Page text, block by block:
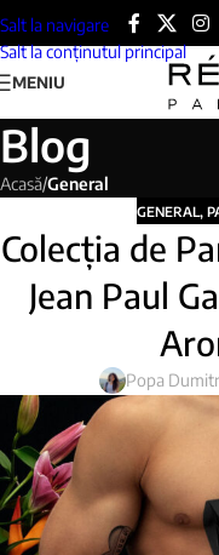
Salt la navigare
Salt la conținutul principal
MENIU
Blog
Acasă/General
GENERAL,
Colecția de
Jean Paul
Popa